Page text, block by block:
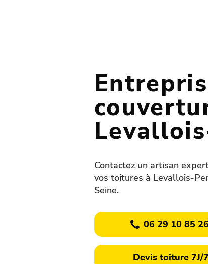
Contactez un artisan
vos toitures à Levallois-
Seine.
06 29 10 85
Devis toiture 7J/7